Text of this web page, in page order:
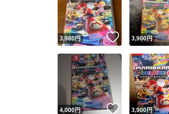
3,980円 いいね！
3,900円
4,000円 いいね！
3,900円